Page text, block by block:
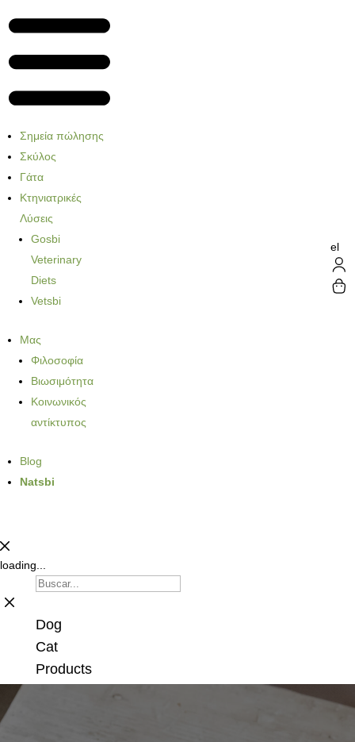
Σημεία πώλησης
Σκύλος
Γάτα
Κτηνιατρικές
Λύσεις
Gosbi
Veterinary
Diets
Vetsbi
Μας
Φιλοσοφία
Βιωσιμότητα
Κοινωνικός
αντίκτυπος
Blog
Natsbi
el
loading...
Dog
Cat
Products